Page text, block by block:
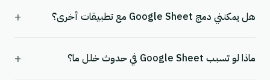
هل يمكنني دمج Google Sheet مع تطبيقات أخرى؟ +
ماذا لو تسبب Google Sheet في حدوث خلل ما؟ +